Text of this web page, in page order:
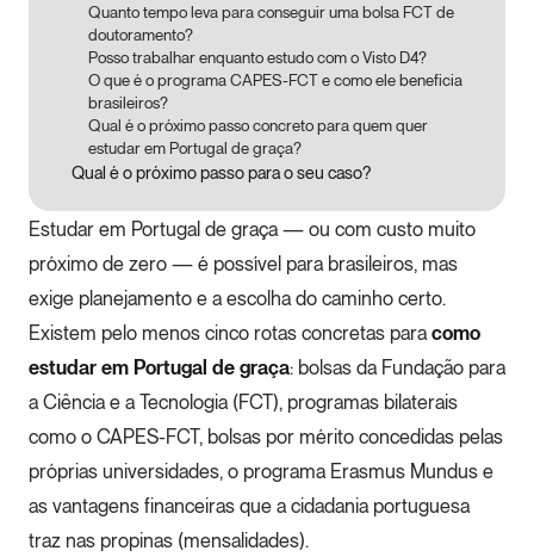
Quanto tempo leva para conseguir uma bolsa FCT de
doutoramento?
Posso trabalhar enquanto estudo com o Visto D4?
O que é o programa CAPES-FCT e como ele beneficia
brasileiros?
Qual é o próximo passo concreto para quem quer
estudar em Portugal de graça?
Qual é o próximo passo para o seu caso?
Estudar em Portugal de graça — ou com custo muito
próximo de zero — é possível para brasileiros, mas
exige planejamento e a escolha do caminho certo.
Existem pelo menos cinco rotas concretas para como
estudar em Portugal de graça: bolsas da Fundação para
a Ciência e a Tecnologia (FCT), programas bilaterais
como o CAPES-FCT, bolsas por mérito concedidas pelas
próprias universidades, o programa Erasmus Mundus e
as vantagens financeiras que a cidadania portuguesa
traz nas propinas (mensalidades).